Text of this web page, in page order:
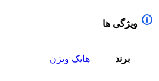
ویژگی ها
برند هایک ویژن